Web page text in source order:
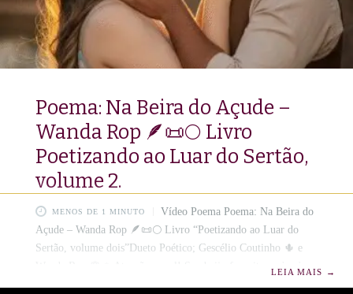
Poema: Na Beira do Açude –
Wanda Rop 🪶📜🌕 Livro
Poetizando ao Luar do Sertão,
volume 2.
MENOS DE 1 MINUTO
Vídeo Poema Poema: Na Beira do
Açude – Wanda Rop 🪶📜🌕 Livro “Poetizando ao Luar do
Sertão, volume dois”Dueto Poético; Gescélio Coutinho 🌵 e
Wanda Rop 🌹 ✨Atenção, casal! Seu beijo favorito acaba de
LEIA MAIS →